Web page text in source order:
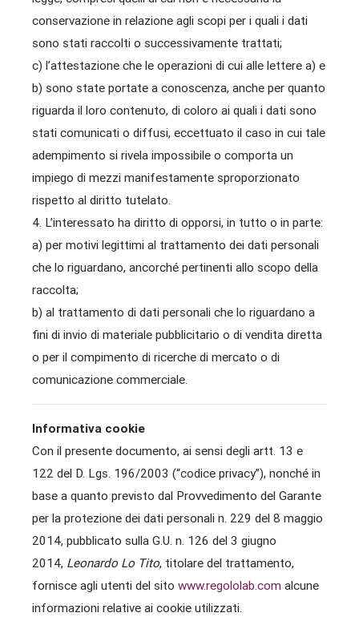
conservazione in relazione agli scopi per i quali i dati
sono stati raccolti o successivamente trattati;
c) l’attestazione che le operazioni di cui alle lettere a) e
b) sono state portate a conoscenza, anche per quanto
riguarda il loro contenuto, di coloro ai quali i dati sono
stati comunicati o diffusi, eccettuato il caso in cui tale
adempimento si rivela impossibile o comporta un
impiego di mezzi manifestamente sproporzionato
rispetto al diritto tutelato.
4. L’interessato ha diritto di opporsi, in tutto o in parte:
a) per motivi legittimi al trattamento dei dati personali
che lo riguardano, ancorché pertinenti allo scopo della
raccolta;
b) al trattamento di dati personali che lo riguardano a
fini di invio di materiale pubblicitario o di vendita diretta
o per il compimento di ricerche di mercato o di
comunicazione commerciale.
Informativa cookie
Con il presente documento, ai sensi degli artt. 13 e
122 del D. Lgs. 196/2003 (“codice privacy”), nonché in
base a quanto previsto dal Provvedimento del Garante
per la protezione dei dati personali n. 229 del 8 maggio
2014, pubblicato sulla G.U. n. 126 del 3 giugno
2014, Leonardo Lo Tito, titolare del trattamento,
fornisce agli utenti del sito www.regololab.com alcune
informazioni relative ai cookie utilizzati.